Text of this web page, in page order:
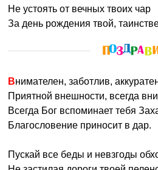
Не устоять от вечных твоих чар
За день рождения твой,
Внимателен, заботлив,
Приятной внешности, всегда
Всегда Бог вспоминает тебя
Благословение приносит в дар.
Пускай все беды и невзгоды